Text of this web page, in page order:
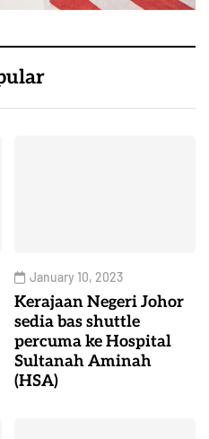
January 10, 2023
Kerajaan Negeri Johor
sedia bas shuttle
percuma ke Hospital
Sultanah Aminah
(HSA)